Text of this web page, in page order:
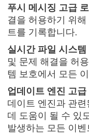
푸시 메시징 고급
결을 허용하기 위
트를 기록합니다.
실시간 파일 시스
및 문제 해결을 허
템 보호에서 모든
업데이트 엔진 고
데이트 엔진과 관
데 도움이 될 수 있
발생하는 모든 이